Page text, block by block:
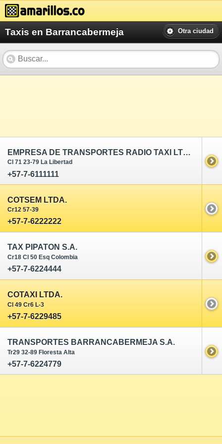
Taxis en Barrancabermeja Otra ciudad
EMPRESA DE TRANSPORTES RADIO TAXI LTDA.
Cl 71 23-79 La Libertad
+57-7-6111111
COTSEM LTDA.
Cr12 57-39
+57-7-6222222
TAX PIPATON S.A.
Cr18 Cl 50 Esq Colombia
+57-7-6224444
COTAXI LTDA.
Cl 49 Cr6 L-3
+57-7-6229485
TRANSPORTES BARRANCABERMEJA S.A.
Tr29 32-89 Floresta Alta
+57-7-6224779